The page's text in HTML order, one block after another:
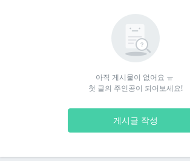
아직 게시물이 없어요 ㅠ
첫 글의 주인공이 되어보세요!
게시글 작성